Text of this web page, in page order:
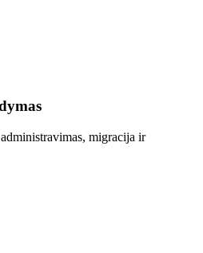
migracija ir